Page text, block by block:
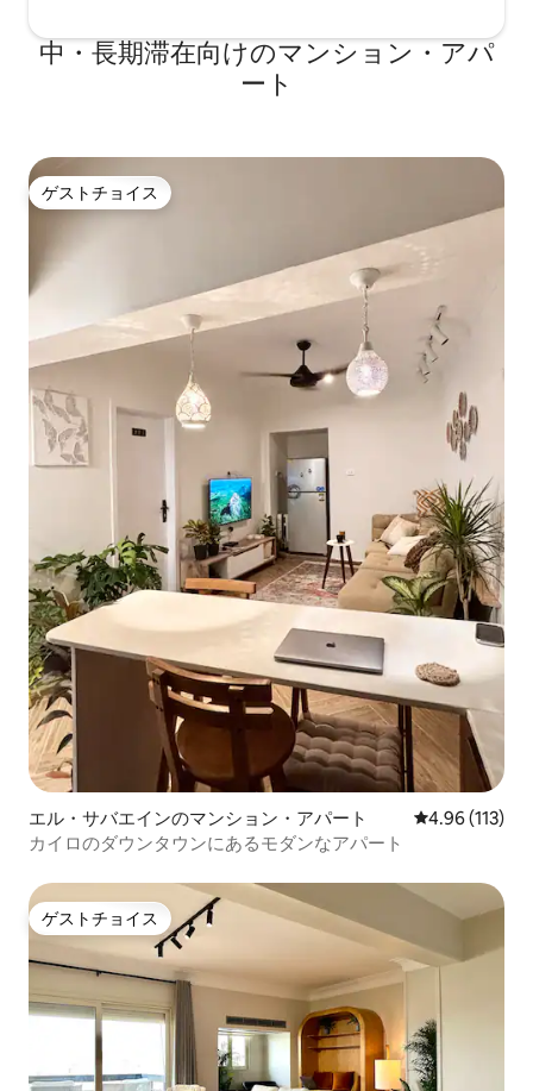
中・長期滞在向けのマンション・アパ
ート
ゲストチョイス
ゲストチョイス
エル・サバエインのマンション・アパート レビュー113
4.96 (113)
カイロのダウンタウンにあるモダンなアパート
ゲストチョイス
ゲストチョイス